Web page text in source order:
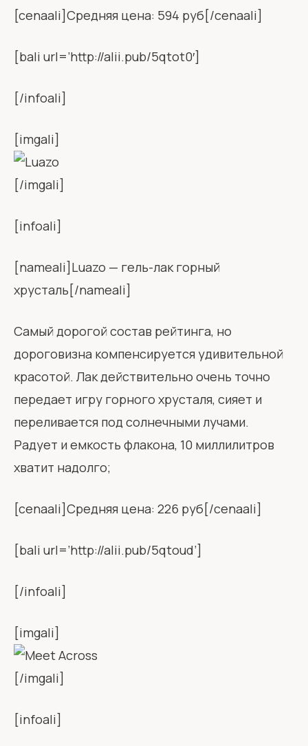
[cenaali]Средняя цена: 594 руб[/cenaali]
[bali url=’http://alii.pub/5qtot0′]
[/infoali]
[imgali]
[/imgali]
[infoali]
[nameali]Luazo — гель-лак горный
хрусталь[/nameali]
Самый дорогой состав рейтинга, но
дороговизна компенсируется удивительной
красотой. Лак действительно очень точно
передает игру горного хрусталя, сияет и
переливается под солнечными лучами.
Радует и емкость флакона, 10 миллилитров
хватит надолго;
[cenaali]Средняя цена: 226 руб[/cenaali]
[bali url=’http://alii.pub/5qtoud’]
[/infoali]
[imgali]
[/imgali]
[infoali]